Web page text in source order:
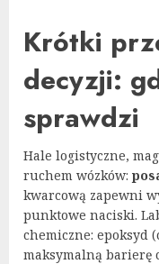
Krótki
decyzji:
sprawdzi
Hale logistyczne,
ruchem wózków:
kwarcową zapewni
punktowe naciski.
chemiczne: epoksyd
maksymalną barierę